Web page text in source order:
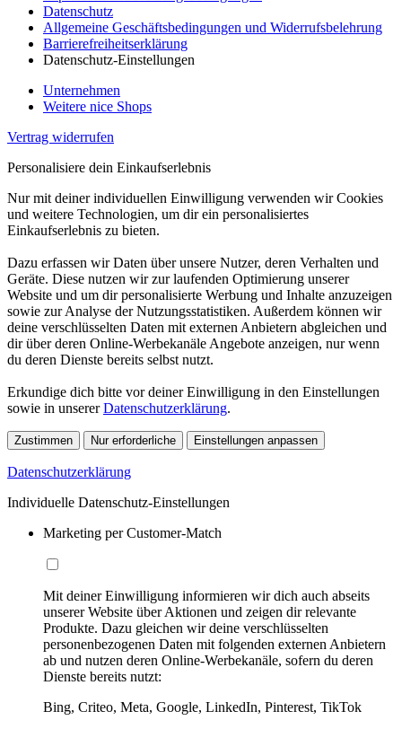
Datenschutz
Allgemeine Geschäftsbedingungen und Widerrufsbelehrung
Barrierefreiheitserklärung
Datenschutz-Einstellungen
Unternehmen
Weitere nice Shops
Vertrag widerrufen
Personalisiere dein Einkaufserlebnis
Nur mit deiner individuellen Einwilligung verwenden wir Cookies
und weitere Technologien, um dir ein personalisiertes
Einkaufserlebnis zu bieten.
Dazu erfassen wir Daten über unsere Nutzer, deren Verhalten und
Geräte. Diese nutzen wir zur laufenden Optimierung unserer
Website und um dir personalisierte Werbung und Inhalte anzuzeigen
sowie zur Analyse der Nutzungsstatistiken. Außerdem können wir
deine verschlüsselten Daten mit externen Anbietern abgleichen und
dir über deren Online-Werbekanäle Angebote anzeigen, nur wenn
du deren Dienste bereits selbst nutzt.
Erkundige dich bitte vor deiner Einwilligung in den Einstellungen
sowie in unsererDatenschutzerklärung.
Zustimmen Nur erforderliche Einstellungen anpassen
Datenschutzerklärung
Individuelle Datenschutz-Einstellungen
Marketing per Customer-Match
Mit deiner Einwilligung informieren wir dich auch abseits
unserer Website über Aktionen und zeigen dir relevante
Produkte. Dazu gleichen wir deine verschlüsselten
personenbezogenen Daten mit folgenden externen Anbietern
ab und nutzen deren Online-Werbekanäle, sofern du deren
Dienste bereits nutzt:
Bing, Criteo, Meta, Google, LinkedIn, Pinterest, TikTok